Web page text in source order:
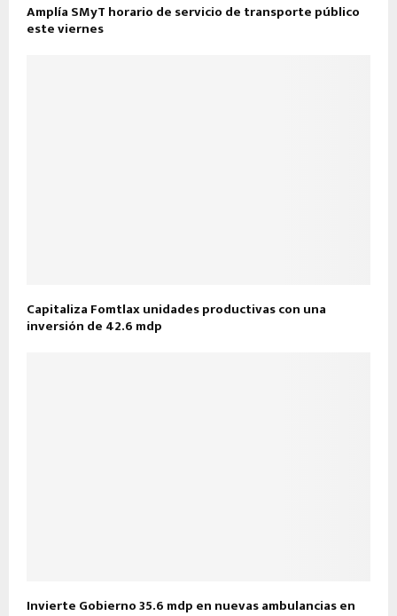
Amplía SMyT horario de servicio de transporte público
este viernes
Capitaliza Fomtlax unidades productivas con una
inversión de 42.6 mdp
Invierte Gobierno 35.6 mdp en nuevas ambulancias en